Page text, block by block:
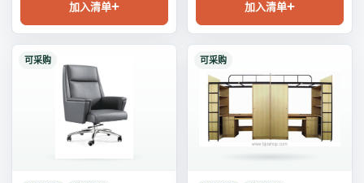
加入清单 加入清单
可采购 可采购